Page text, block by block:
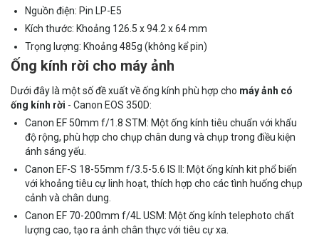
Nguồn điện: Pin LP-E5
Kích thước: Khoảng 126.5 x 94.2 x 64 mm
Trọng lượng: Khoảng 485g (không kể pin)
Ống kính rời cho máy ảnh
Dưới đây là một số đề xuất về ống kính phù hợp cho máy ảnh có
ống kính rời - Canon EOS 350D:
Canon EF 50mm f/1.8 STM: Một ống kính tiêu chuẩn với khẩu
độ rộng, phù hợp cho chụp chân dung và chụp trong điều kiện
ánh sáng yếu.
Canon EF-S 18-55mm f/3.5-5.6 IS II: Một ống kính kit phổ biến
với khoảng tiêu cự linh hoạt, thích hợp cho các tình huống chụp
cảnh và chân dung.
Canon EF 70-200mm f/4L USM: Một ống kính telephoto chất
lượng cao, tạo ra ảnh chân thực với tiêu cự xa.